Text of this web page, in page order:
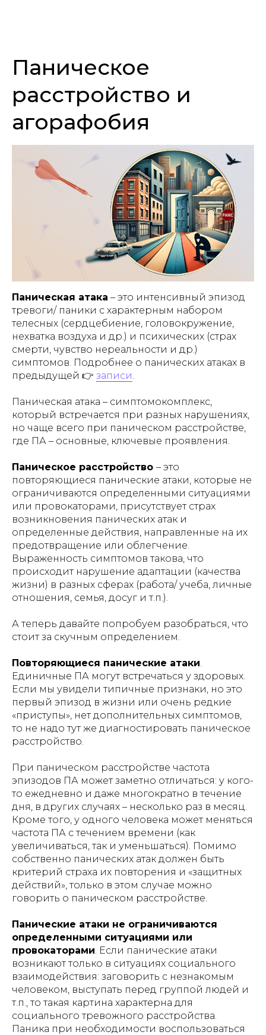
Паническое
расстройство и
агорафобия
Паническая атака – это интенсивный эпизод
тревоги/ паники с характерным набором
телесных (сердцебиение, головокружение,
нехватка воздуха и др.) и психических (страх
смерти, чувство нереальности и др.)
симптомов. Подробнее о панических атаках в
предыдущей 👉 записи
Паническая атака – симптомокомплекс,
который встречается при разных нарушениях,
но чаще всего при паническом расстройстве,
где ПА – основные, ключевые проявления.
Паническое расстройство – это
повторяющиеся панические атаки, которые не
ограничиваются определенными ситуациями
или провокаторами, присутствует страх
возникновения панических атак и
определенные действия, направленные на их
предотвращение или облегчение.
Выраженность симптомов такова, что
происходит нарушение адаптации (качества
жизни) в разных сферах (работа/ учеба, личные
отношения, семья, досуг и т.п.).
А теперь давайте попробуем разобраться, что
стоит за скучным определением.
Повторяющиеся панические атаки
Единичные ПА могут встречаться у здоровых.
Если мы увидели типичные признаки, но это
первый эпизод в жизни или очень редкие
«приступы», нет дополнительных симптомов,
то не надо тут же диагностировать паническое
расстройство.
При паническом расстройстве частота
эпизодов ПА может заметно отличаться: у кого-
то ежедневно и даже многократно в течение
дня, в других случаях – несколько раз в месяц.
Кроме того, у одного человека может меняться
частота ПА с течением времени (как
увеличиваться, так и уменьшаться). Помимо
собственно панических атак должен быть
критерий страха их повторения и «защитных
действий», только в этом случае можно
говорить о паническом расстройстве.
Панические атаки не ограничиваются
определенными ситуациями или
провокаторами . Если панические атаки
возникают только в ситуациях социального
взаимодействия: заговорить с незнакомым
человеком, выступать перед группой людей и
т.п., то такая картина характерна для
социального тревожного расстройства.
Паника при необходимости воспользоваться